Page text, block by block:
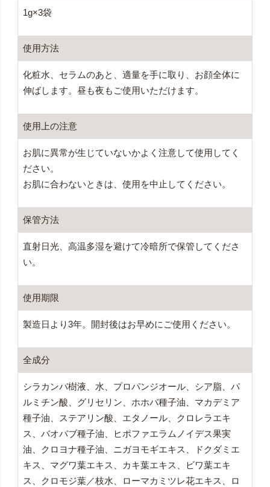
1g×3袋
使用方法
化粧水、セラムのあと、適量を手に取り、お顔全体に
伸ばします。昼も夜もご使用いただけます。
使用上の注意
お肌に異常が生じていないかよく注意して使用してく
ださい。
お肌に合わないときは、使用を中止してください。
保管方法
直射日光、高温多湿を避けて冷暗所で保管してくださ
い。
使用期限
製造日より3年。開封後はお早めにご使用ください。
全成分
シラカンバ樹液、水、プロパンジオール、シア脂、パ
ルミチン酸、グリセリン、ホホバ種子油、マカデミア
種子油、ステアリン酸、エタノール、クロレラエキ
ス、バオバブ種子油、ヒポファエラムノイデス果実
油、クロヨナ種子油、ニガヨモギエキス、ドクダミエ
キス、マグワ葉エキス、カキ葉エキス、ビワ葉エキ
ス、クロモジ葉／枝水、ローマカミツレ花エキス、ロ